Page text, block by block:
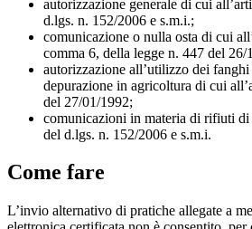
autorizzazione generale di cui
d.lgs. n. 152/2006 e s.m.i.;
comunicazione o nulla osta di cui
comma 6, della legge n. 447 del 26/
autorizzazione all’utilizzo dei
depurazione in agricoltura di cui
del 27/01/1992;
comunicazioni in materia di rifiuti
del d.lgs. n. 152/2006 e s.m.i.
Come fare
L’invio alternativo di pratiche allegate a